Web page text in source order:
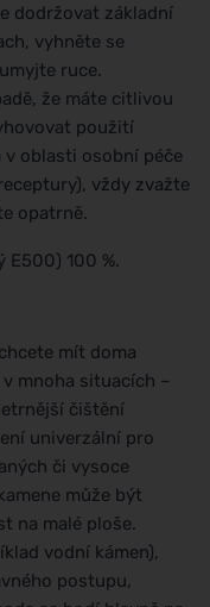
dodržovat základní
vyhněte se
ruce.
že máte citlivou
použití
oblasti osobní péče
vždy zvažte
opatrně.
100 %.
mít doma
mnoha situacích –
čištění
univerzální pro
či vysoce
může být
na malé ploše.
vodní kámen),
postupu,